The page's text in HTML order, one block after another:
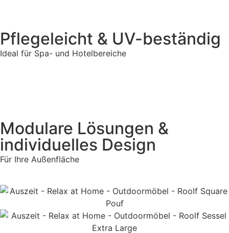
Pflegeleicht & UV-beständig
Ideal für Spa- und Hotelbereiche
Modulare Lösungen &
individuelles Design
Für Ihre Außenfläche